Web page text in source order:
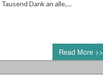
Dank an alle,…
Read More >>